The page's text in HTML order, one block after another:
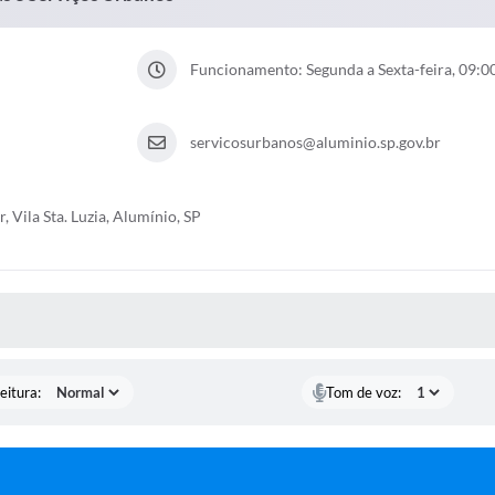
Funcionamento: Segunda a Sexta-feira,
servicosurbanos@aluminio.sp.gov.br
Vila Sta. Luzia, Alumínio, SP
Tom de voz: